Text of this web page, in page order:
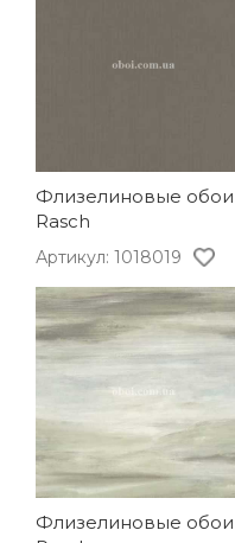
Флизелиновые обои
Rasch
Артикул: 1018019
Флизелиновые обои